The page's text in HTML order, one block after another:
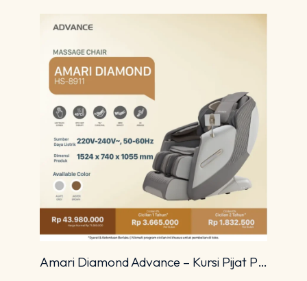
Amari Diamond Advance – Kursi Pijat Premium dengan Teknologi 4D Modern